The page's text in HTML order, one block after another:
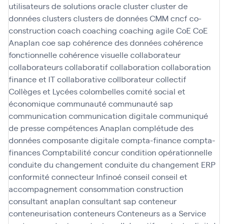
utilisateurs de solutions oracleclustercluster de
donnéesclustersclusters de donnéesCMMcncfco-
construction coachcoaching coaching agileCoECoE
Anaplan coe sap cohérence des donnéescohérence
fonctionnellecohérence visuellecollaborateur
collaborateurscollaboratifcollaboration collaboration
finance et ITcollaborativecollborateurcollectif
Collèges et Lycéescolombellescomité social et
économiquecommunautécommunauté sap
communication communication digitalecommuniqué
de pressecompétences Anaplan complétude des
donnéescomposante digitalecompta-financecompta-
financesComptabilitéconcurcondition opérationnelle
conduite du changementconduite du changement ERP
conformitéconnecteur Infinoéconseil conseil et
accompagnementconsommation construction
consultant anaplan consultant sap conteneur
conteneurisation conteneursConteneurs as a Service